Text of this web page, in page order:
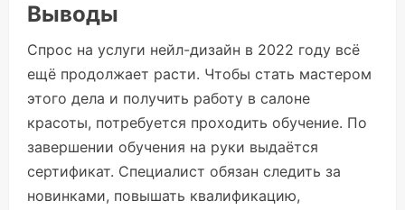
Выводы
Спрос на услуги нейл-дизайн в 2022 году всё
ещё продолжает расти. Чтобы стать мастером
этого дела и получить работу в салоне
красоты, потребуется проходить обучение. По
завершении обучения на руки выдаётся
сертификат. Специалист обязан следить за
новинками, повышать квалификацию,